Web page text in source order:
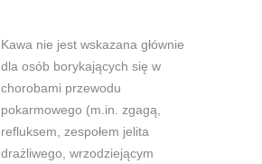
Kawa nie jest wskazana głównie
dla osób borykających się w
chorobami przewodu
pokarmowego (m.in. zgagą,
refluksem, zespołem jelita
drażliwego, wrzodziejącym